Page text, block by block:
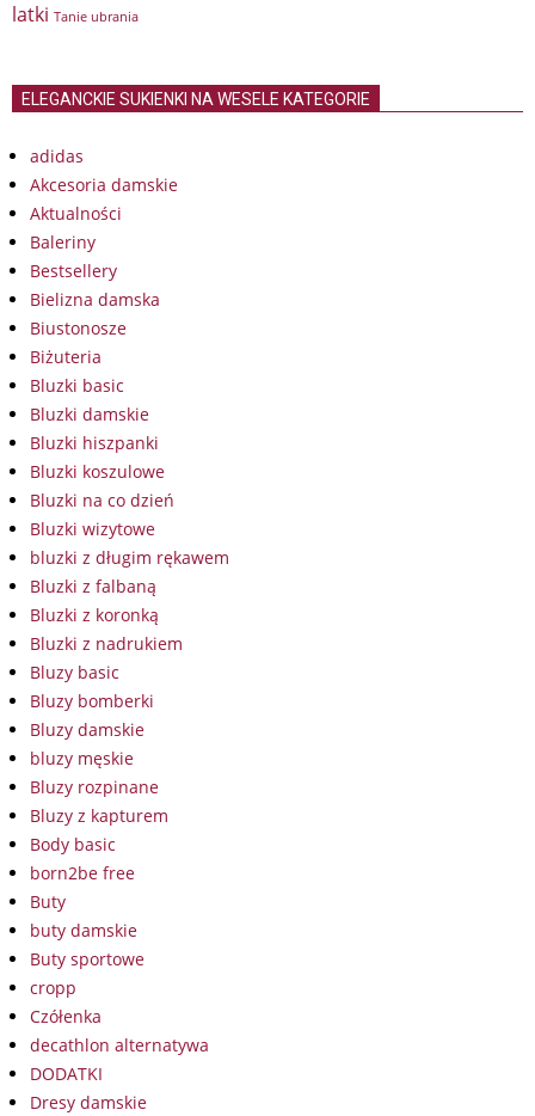
latki Tanie ubrania
ELEGANCKIE SUKIENKI NA WESELE KATEGORIE
adidas
Akcesoria damskie
Aktualności
Baleriny
Bestsellery
Bielizna damska
Biustonosze
Biżuteria
Bluzki basic
Bluzki damskie
Bluzki hiszpanki
Bluzki koszulowe
Bluzki na co dzień
Bluzki wizytowe
bluzki z długim rękawem
Bluzki z falbaną
Bluzki z koronką
Bluzki z nadrukiem
Bluzy basic
Bluzy bomberki
Bluzy damskie
bluzy męskie
Bluzy rozpinane
Bluzy z kapturem
Body basic
born2be free
Buty
buty damskie
Buty sportowe
cropp
Czółenka
decathlon alternatywa
DODATKI
Dresy damskie